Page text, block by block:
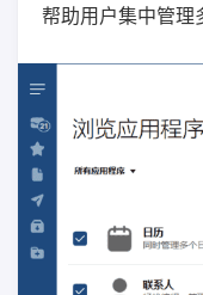
帮助用户集中管理